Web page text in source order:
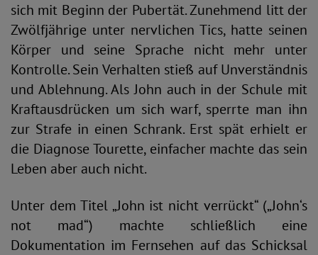
sich mit Beginn der Pubertät. Zunehmend litt der
Zwölfjährige unter nervlichen Tics, hatte seinen
Körper und seine Sprache nicht mehr unter
Kontrolle. Sein Verhalten stieß auf Unverständnis
und Ablehnung. Als John auch in der Schule mit
Kraftausdrücken um sich warf, sperrte man ihn
zur Strafe in einen Schrank. Erst spät erhielt er
die Diagnose Tourette, einfacher machte das sein
Leben aber auch nicht.
Unter dem Titel „John ist nicht verrückt“ („John‘s
not mad“) machte schließlich eine
Dokumentation im Fernsehen auf das Schicksal